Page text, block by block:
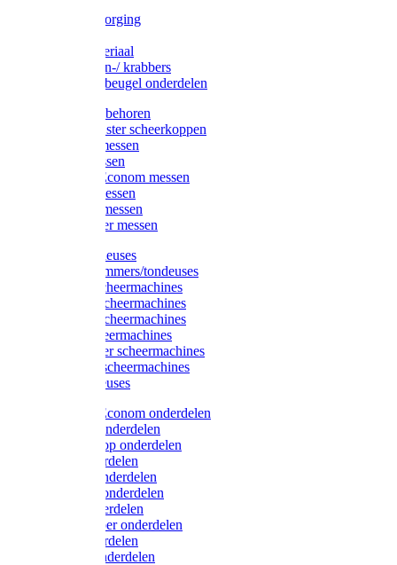
Klauwverzorging
Injectiemateriaal
Hoefmessen-/ krabbers
Hoefbekapbeugel onderdelen
Messen toebehoren
Moser & Oster scheerkoppen
Hauptner messen
Liscop messen
Aesculap/Econom messen
Heiniger messen
Constanta messen
FarmClipper messen
Moser tondeuses
Overige trimmers/tondeuses
Heiniger scheermachines
Hauptner scheermachines
Aesculap scheermachines
Liscop scheermachines
FarmClipper scheermachines
Constanta scheermachines
Wahl tondeuses
Aesculap/Econom onderdelen
Hauptner onderdelen
Lister/Liscop onderdelen
Eider onderdelen
Heiniger onderdelen
Constanta onderdelen
Moser onderdelen
Farm Clipper onderdelen
Oster onderdelen
TailWell onderdelen